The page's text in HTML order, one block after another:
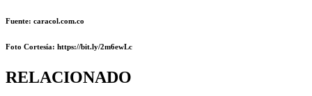
Fuente: caracol.com.co
Foto Cortesía: https://bit.ly/2m6ewLc
RELACIONADO